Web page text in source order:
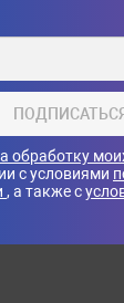
ПОДПИСАТЬСЯ
обработку
с условиями
, а также с